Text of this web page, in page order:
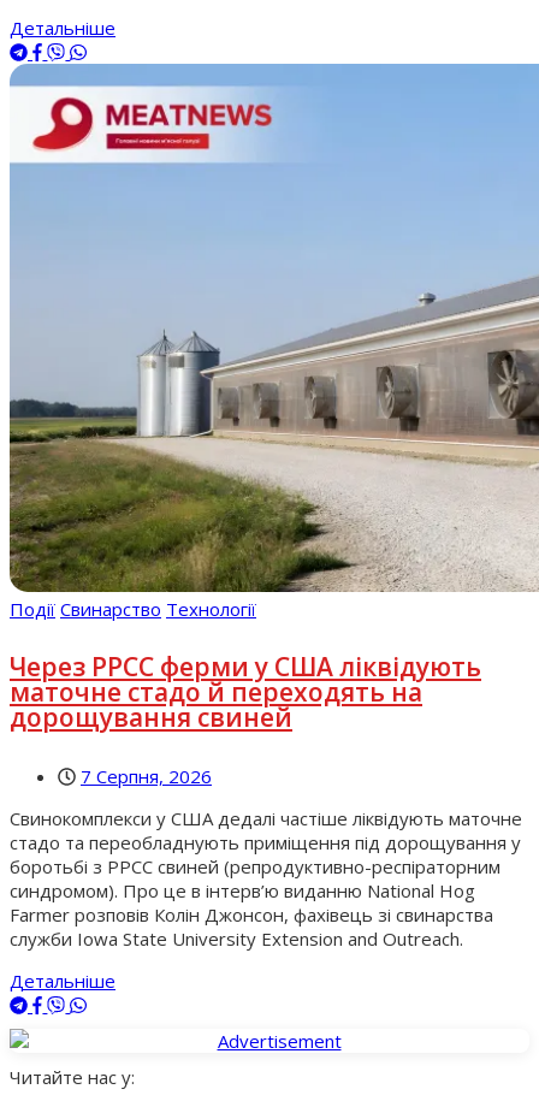
Детальніше
Події Свинарство Технології
Через РРСС ферми у США ліквідують
маточне стадо й переходять на
дорощування свиней
7 Серпня, 2026
Свинокомплекси у США дедалі частіше ліквідують маточне
стадо та переобладнують приміщення під дорощування у
боротьбі з РРСС свиней (репродуктивно-респіраторним
синдромом). Про це в інтерв’ю виданню National Hog
Farmer розповів Колін Джонсон, фахівець зі свинарства
служби Iowa State University Extension and Outreach.
Детальніше
Читайте нас у: